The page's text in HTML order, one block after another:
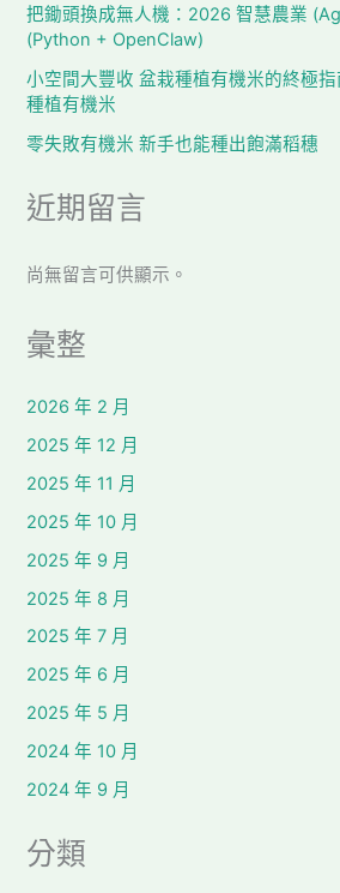
把鋤頭換成無人機：2026 智慧農業
(Python + OpenClaw)
小空間大豐收 盆栽種植有機米的終極
種植有機米
零失敗有機米 新手也能種出飽滿稻穗
近期留言
尚無留言可供顯示。
彙整
2026 年 2 月
2025 年 12 月
2025 年 11 月
2025 年 10 月
2025 年 9 月
2025 年 8 月
2025 年 7 月
2025 年 6 月
2025 年 5 月
2024 年 10 月
2024 年 9 月
分類